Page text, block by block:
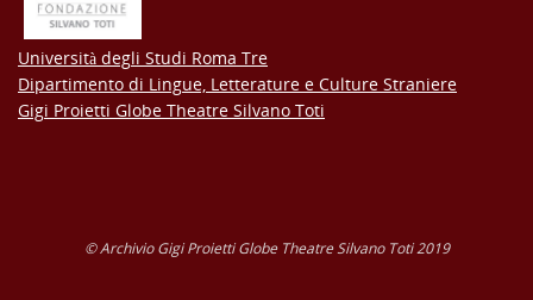
Università degli Studi Roma Tre
Dipartimento di Lingue, Letterature e Culture Straniere
Gigi Proietti Globe Theatre Silvano Toti
© Archivio Gigi Proietti Globe Theatre Silvano Toti 2019